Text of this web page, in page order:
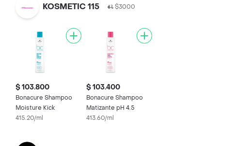
KOSMETIC 115 $3000
$ 103.800
Bonacure Shampoo
Moisture Kick
415.20/ml
$ 103.400
Bonacure Shampoo
Matizante pH 4.5
413.60/ml